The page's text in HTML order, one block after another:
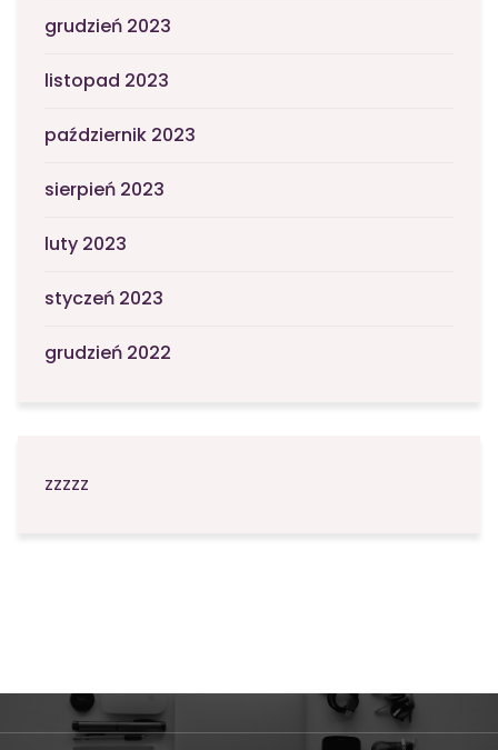
grudzień 2023
listopad 2023
październik 2023
sierpień 2023
luty 2023
styczeń 2023
grudzień 2022
zzzzz